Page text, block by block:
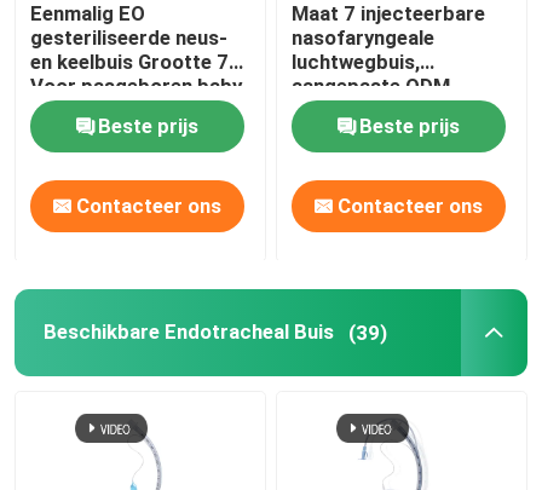
Eenmalig EO
gesteriliseerde neus-
en keelbuis Grootte 7
Voor pasgeboren baby
Beste prijs
Contacteer ons
Maat 7 injecteerbare
nasofaryngeale
luchtwegbuis,
aangepaste ODM
ondersteund
Beste prijs
Contacteer ons
Beschikbare Endotracheal Buis (39)